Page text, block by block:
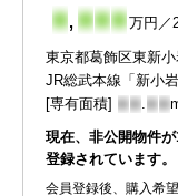
- ,- - - 万円／
東京都葛飾区東新小
JR総武本線「新小
[専有面積] - - .- -
現在、非公開物件が
登録されています。
会員登録後、購入希